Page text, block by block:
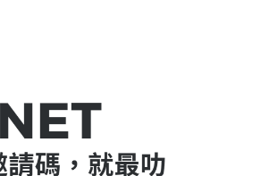
請碼【KQQXXB】- Tiger Brokers 迎新優惠